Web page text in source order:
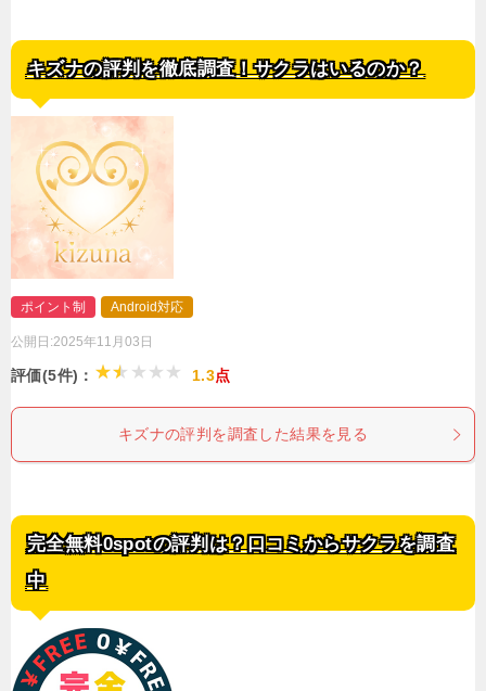
キズナの評判を徹底調査！サクラはいるのか？
ポイント制 Android対応
公開日:2025年11月03日
評価(5件)： 1.3点
キズナの評判を調査した結果を見る
完全無料0spotの評判は？口コミからサクラを調査
中